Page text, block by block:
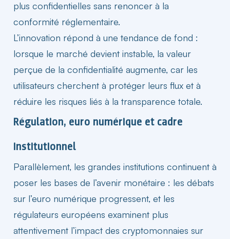
plus confidentielles sans renoncer à la
conformité réglementaire.
L’innovation répond à une tendance de fond :
lorsque le marché devient instable, la valeur
perçue de la confidentialité augmente, car les
utilisateurs cherchent à protéger leurs flux et à
réduire les risques liés à la transparence totale.
Régulation, euro numérique et cadre
institutionnel
Parallèlement, les grandes institutions continuent à
poser les bases de l’avenir monétaire : les débats
sur l’euro numérique progressent, et les
régulateurs européens examinent plus
attentivement l’impact des cryptomonnaies sur